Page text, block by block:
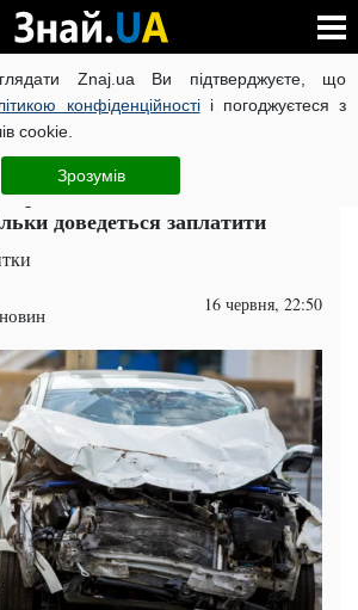
Znaj.ua Ви підтверджуєте, що
конфіденційностіі погоджуєтеся з
cookie.
Зрозумів
УКРАЇНИ КОРОНАВІРУС В УКРАЇНІ
ЧИТАТЬ НА РУССКОМ
і зламав: за які
доведеться заплатити
16 червня, 22:50